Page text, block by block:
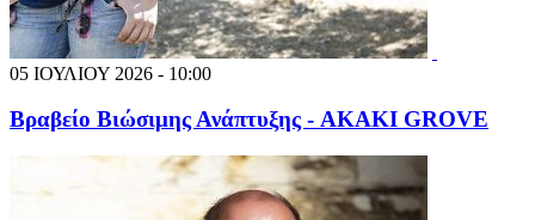
05 ΙΟΥΛΙΟΥ 2026 - 10:00
Βραβείο Βιώσιμης Ανάπτυξης - AKAKI GROVE